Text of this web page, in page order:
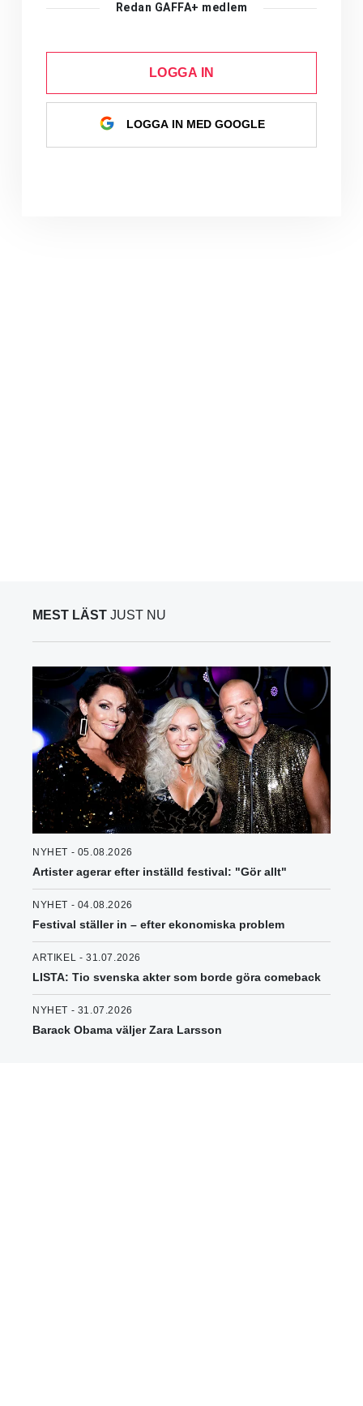
Redan GAFFA+ medlem
LOGGA IN
LOGGA IN MED GOOGLE
MEST LÄST JUST NU
NYHET - 05.08.2026
Artister agerar efter inställd festival: "Gör allt"
NYHET - 04.08.2026
Festival ställer in – efter ekonomiska problem
ARTIKEL - 31.07.2026
LISTA: Tio svenska akter som borde göra comeback
NYHET - 31.07.2026
Barack Obama väljer Zara Larsson